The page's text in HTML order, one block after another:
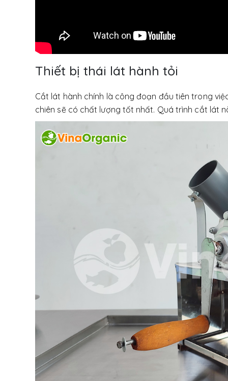
Thiết bị thái lát hành tỏi
Cắt lát hành chính là công đoạn đầu tiên trong
chiên sẽ có chất lượng tốt nhất. Quá trình cắt lát